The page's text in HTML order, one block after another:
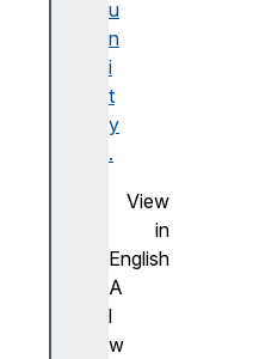
u
n
i
t
y
.
View
in
English
A
l
w